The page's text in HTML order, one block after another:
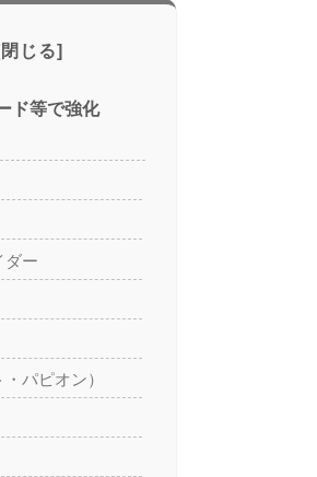
ド等で強化
ダー
パピオン）